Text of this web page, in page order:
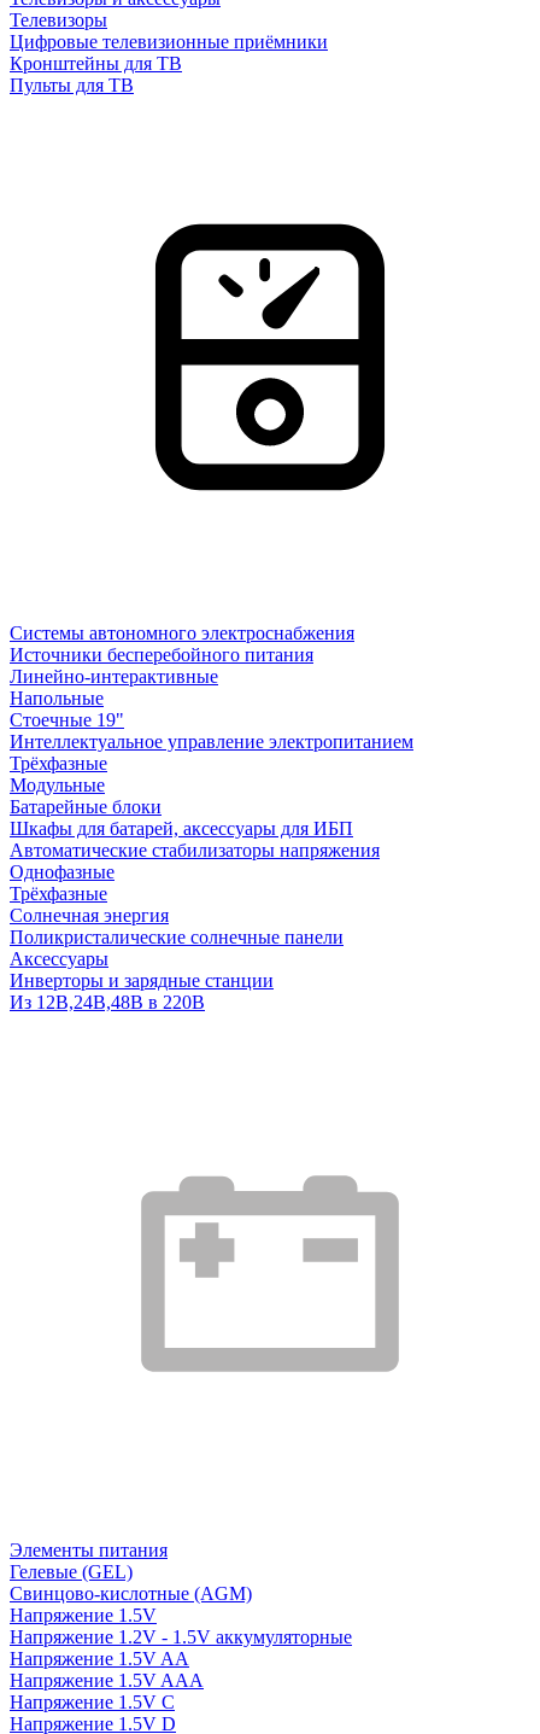
Телевизоры
Цифровые телевизионные приёмники
Кронштейны для ТВ
Пульты для ТВ
Системы автономного электроснабжения
Источники бесперебойного питания
Линейно-интерактивные
Напольные
Стоечные 19"
Интеллектуальное управление электропитанием
Трёхфазные
Модульные
Батарейные блоки
Шкафы для батарей, аксессуары для ИБП
Автоматические стабилизаторы напряжения
Однофазные
Трёхфазные
Солнечная энергия
Поликристалические солнечные панели
Аксессуары
Инверторы и зарядные станции
Из 12В,24В,48В в 220В
Элементы питания
Гелевые (GEL)
Свинцово-кислотные (AGM)
Напряжение 1.5V
Напряжение 1.2V - 1.5V аккумуляторные
Напряжение 1.5V AA
Напряжение 1.5V AAA
Напряжение 1.5V C
Напряжение 1.5V D